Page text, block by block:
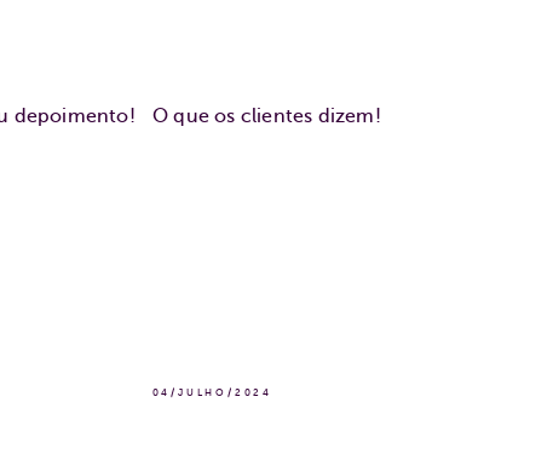
depoimento! O que os clientes dizem!
04/JULHO/2024